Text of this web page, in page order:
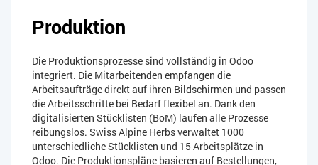
Produktion
Die Produktionsprozesse sind vollständig in Odoo
integriert. Die Mitarbeitenden empfangen die
Arbeitsaufträge direkt auf ihren Bildschirmen und passen
die Arbeitsschritte bei Bedarf flexibel an. Dank den
digitalisierten Stücklisten (BoM) laufen alle Prozesse
reibungslos. Swiss Alpine Herbs verwaltet 1000
unterschiedliche Stücklisten und 15 Arbeitsplätze in
Odoo. Die Produktionspläne basieren auf Bestellungen,